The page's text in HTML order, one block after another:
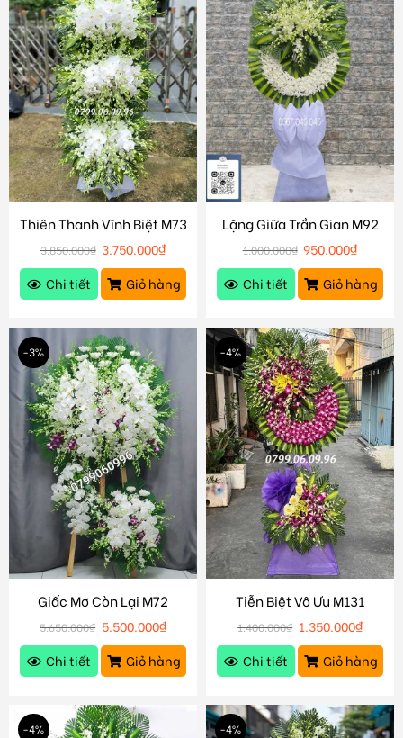
Thiên Thanh Vĩnh Biệt M73
3.850.000₫ 3.750.000₫
Chi tiết
Giỏ hàng
Lặng Giữa Trần Gian M92
1.000.000₫ 950.000₫
Chi tiết
Giỏ hàng
-3%
Giấc Mơ Còn Lại M72
5.650.000₫ 5.500.000₫
Chi tiết
Giỏ hàng
-4%
Tiễn Biệt Vô Ưu M131
1.400.000₫ 1.350.000₫
Chi tiết
Giỏ hàng
-4% -4%